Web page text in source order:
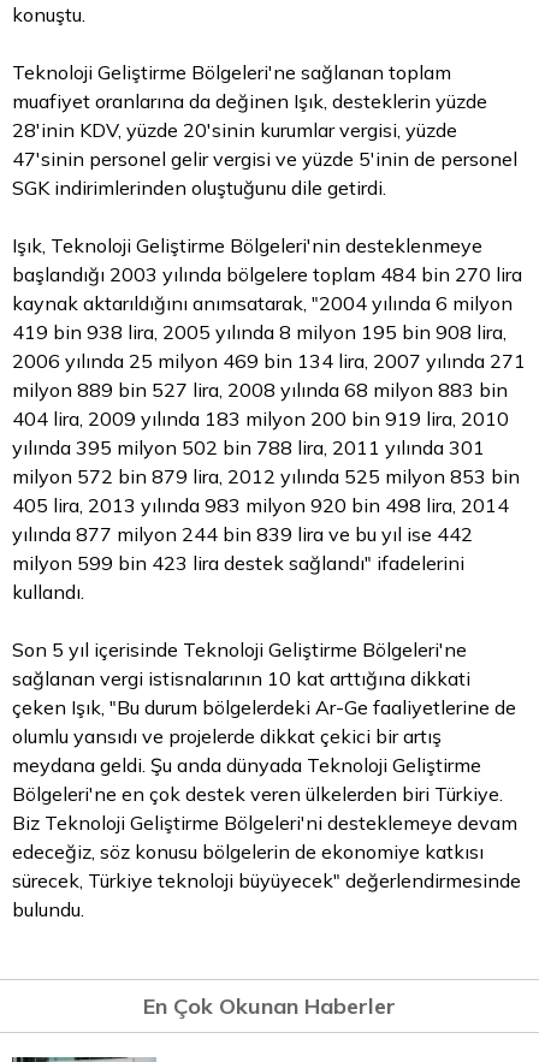
konuştu.
Teknoloji Geliştirme Bölgeleri'ne sağlanan toplam
muafiyet oranlarına da değinen Işık, desteklerin yüzde
28'inin KDV, yüzde 20'sinin kurumlar vergisi, yüzde
47'sinin personel gelir vergisi ve yüzde 5'inin de personel
SGK indirimlerinden oluştuğunu dile getirdi.
Işık, Teknoloji Geliştirme Bölgeleri'nin desteklenmeye
başlandığı 2003 yılında bölgelere toplam 484 bin 270 lira
kaynak aktarıldığını anımsatarak, "2004 yılında 6 milyon
419 bin 938 lira, 2005 yılında 8 milyon 195 bin 908 lira,
2006 yılında 25 milyon 469 bin 134 lira, 2007 yılında 271
milyon 889 bin 527 lira, 2008 yılında 68 milyon 883 bin
404 lira, 2009 yılında 183 milyon 200 bin 919 lira, 2010
yılında 395 milyon 502 bin 788 lira, 2011 yılında 301
milyon 572 bin 879 lira, 2012 yılında 525 milyon 853 bin
405 lira, 2013 yılında 983 milyon 920 bin 498 lira, 2014
yılında 877 milyon 244 bin 839 lira ve bu yıl ise 442
milyon 599 bin 423 lira destek sağlandı" ifadelerini
kullandı.
Son 5 yıl içerisinde Teknoloji Geliştirme Bölgeleri'ne
sağlanan vergi istisnalarının 10 kat arttığına dikkati
çeken Işık, "Bu durum bölgelerdeki Ar-Ge faaliyetlerine de
olumlu yansıdı ve projelerde dikkat çekici bir artış
meydana geldi. Şu anda dünyada Teknoloji Geliştirme
Bölgeleri'ne en çok destek veren ülkelerden biri Türkiye.
Biz Teknoloji Geliştirme Bölgeleri'ni desteklemeye devam
edeceğiz, söz konusu bölgelerin de ekonomiye katkısı
sürecek, Türkiye teknoloji büyüyecek" değerlendirmesinde
bulundu.
En Çok Okunan Haberler